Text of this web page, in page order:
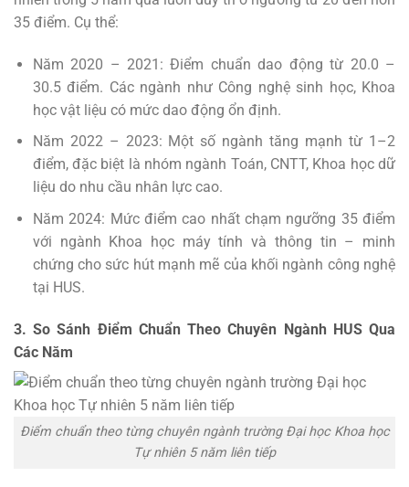
35 điểm. Cụ thể:
Năm 2020 – 2021: Điểm chuẩn dao động từ 20.0 –
30.5 điểm. Các ngành như Công nghệ sinh học, Khoa
học vật liệu có mức dao động ổn định.
Năm 2022 – 2023: Một số ngành tăng mạnh từ 1–2
điểm, đặc biệt là nhóm ngành Toán, CNTT, Khoa học dữ
liệu do nhu cầu nhân lực cao.
Năm 2024: Mức điểm cao nhất chạm ngưỡng 35 điểm
với ngành Khoa học máy tính và thông tin – minh
chứng cho sức hút mạnh mẽ của khối ngành công nghệ
tại HUS.
3. So Sánh Điểm Chuẩn Theo Chuyên Ngành HUS Qua
Các Năm
Điểm chuẩn theo từng chuyên ngành trường Đại học Khoa học
Tự nhiên 5 năm liên tiếp